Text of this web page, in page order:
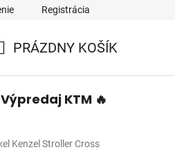
Registrácia
KOŠÍK
PRÁZDNY KOŠÍK
Výpredaj KTM 🔥
Kenzel Stroller Cross